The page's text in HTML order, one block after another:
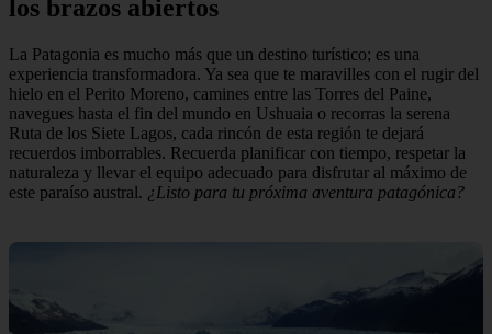
los brazos abiertos
La Patagonia es mucho más que un destino turístico; es una
experiencia transformadora. Ya sea que te maravilles con el rugir del
hielo en el Perito Moreno, camines entre las Torres del Paine,
navegues hasta el fin del mundo en Ushuaia o recorras la serena
Ruta de los Siete Lagos, cada rincón de esta región te dejará
recuerdos imborrables. Recuerda planificar con tiempo, respetar la
naturaleza y llevar el equipo adecuado para disfrutar al máximo de
este paraíso austral. ¿Listo para tu próxima aventura patagónica?